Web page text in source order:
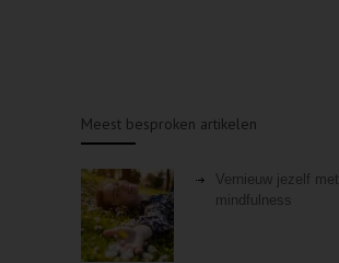
Meest besproken artikelen
Vernieuw jezelf met
mindfulness